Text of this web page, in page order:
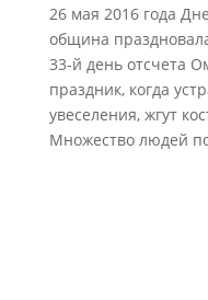
26 мая 2016 года
община
33-й день отсчета
праздник, когда
увеселения, жгут
Множество людей